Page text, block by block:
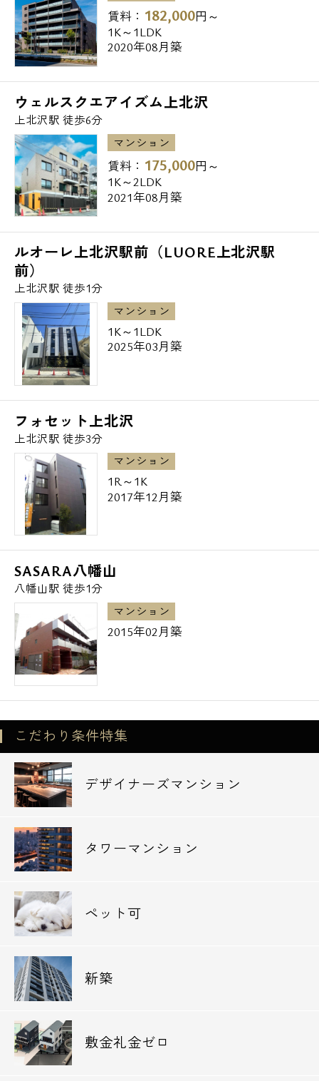
●図書館
世田谷区立上北沢図書館・・856m
●銀行
東日本銀行八幡山支店・・95m
昭和信用金庫八幡山支店・・220m
三菱東京UFJ銀行上北沢支店・・687m
●公園
うめの木緑地・・584m
新栄緑地・・601m
塚山公園・・718m
【主要駅まで】
新宿駅まで・・・直通14分
下北沢駅まで・・・8分
渋谷駅まで・・・14分
表参道駅まで・・・15分
恵比寿駅まで・・・16分
青山一丁目駅まで・・・17分
～世田谷区の高級賃貸マンション・デザイナ
ーズマンション～
その他のエリアも含めお気軽にエスアールホ
ームまでお問い合わせ下さい。
賃料： 182,000円～
1K～1LDK
2020年08月築
ウェルスクエアイズム上北沢
上北沢駅 徒歩6分
マンション
賃料： 175,000円～
1K～2LDK
2021年08月築
ルオーレ上北沢駅前（LUORE上北沢駅
前）
上北沢駅 徒歩1分
マンション
1K～1LDK
2025年03月築
フォセット上北沢
上北沢駅 徒歩3分
マンション
1R～1K
2017年12月築
SASARA八幡山
八幡山駅 徒歩1分
マンション
2015年02月築
こだわり条件特集
デザイナーズマンション
タワーマンション
ペット可
新築
敷金礼金ゼロ
メールでお問い合わせ
お問い合わせ